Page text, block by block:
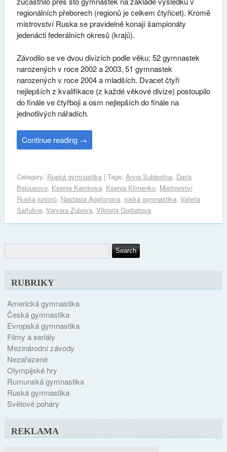
regionálních přeborech (regionů je celkem čtyřicet). Kromě
mistrovství Ruska se pravidelně konají šampionáty
jedenácti federálních okresů (krajů).
Závodilo se ve dvou divizích podle věku: 52 gymnastek
narozených v roce 2002 a 2003, 51 gymnastek
narozených v roce 2004 a mladších. Dvacet čtyři
nejlepších z kvalifikace (z každé věkové divize) postoupilo
do finále ve čtyřboji a osm nejlepších do finále na
jednotlivých nářadích.
Continue reading →
Category: Ruská gymnastika| Tags: Anna Subbotina, Daria
Belousova, Ksenia Kamkova, Ksenia Klimenko, Mistrovství
Ruska juniorů, Nastasia Agafonova, ruská gymnastika, Valeria
Saifulina, Varvara Zubova, Viktoria Gorbatova
RUBRIKY
Americká gymnastika
Česká gymnastika
Evropská gymnastika
Filmy a seriály
Mezinárodní závody
Nezařazené
Olympijské hry
Rumunská gymnastika
Ruská gymnastika
Světové poháry
REKLAMA